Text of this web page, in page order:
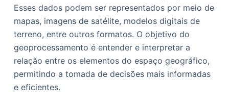
Esses dados podem ser representados por meio de
mapas, imagens de satélite, modelos digitais de
terreno, entre outros formatos. O objetivo do
geoprocessamento é entender e interpretar a
relação entre os elementos do espaço geográfico,
permitindo a tomada de decisões mais informadas
e eficientes.